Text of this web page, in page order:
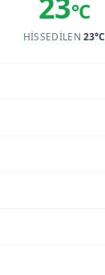
°C
HISSEDILEN23°C